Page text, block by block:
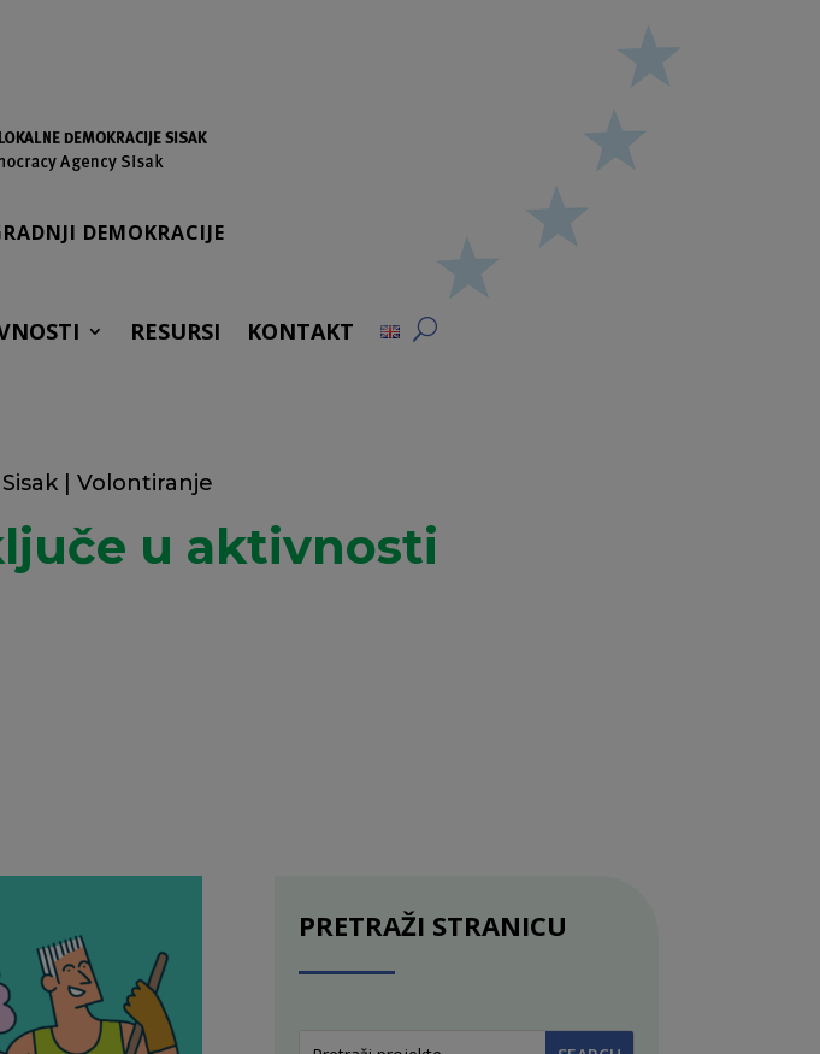
DEMOKRACIJE
RESURSI KONTAKT
| Volontiranje
u aktivnosti
PRETRAŽI STRANICU